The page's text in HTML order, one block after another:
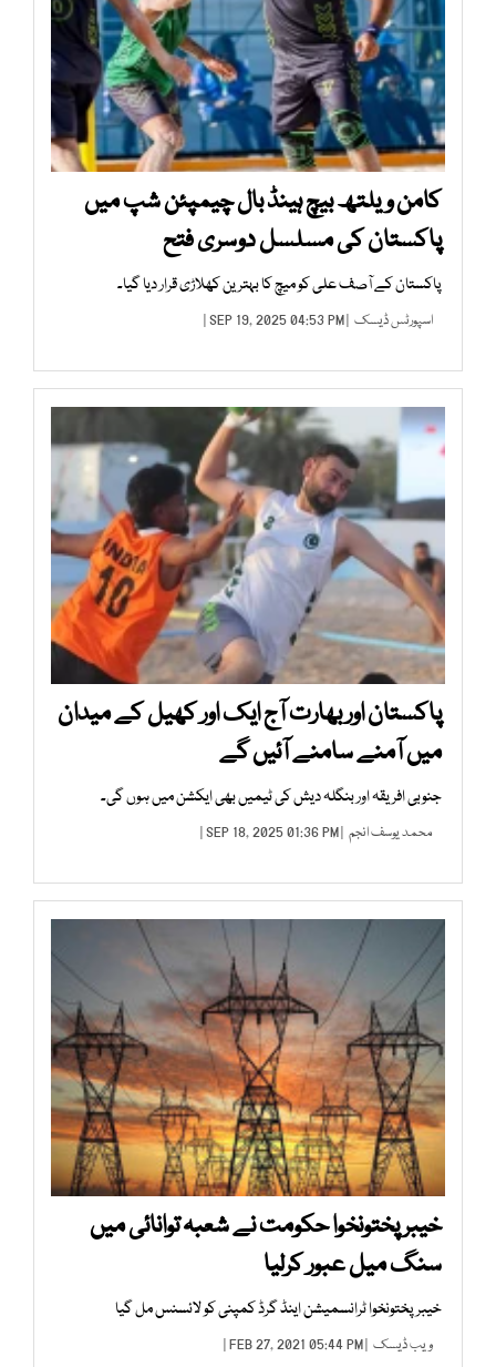
کامن ویلتھ بیچ ہینڈ بال چیمپئن شپ میں
پاکستان کی مسلسل دوسری فتح
پاکستان کے آصف علی کو میچ کا بہترین کھلاڑی قرار دیا گیا۔
اسپورٹس ڈیسک | SEP 19, 2025 04:53 PM |
پاکستان اور بھارت آج ایک اور کھیل کے میدان
میں آمنے سامنے آئیں گے
جنوبی افریقہ اور بنگلہ دیش کی ٹیمیں بھی ایکشن میں ہوں گی۔
محمد یوسف انجم | SEP 18, 2025 01:36 PM |
خیبر پختونخوا حکومت نے شعبہ توانائی میں
سنگ میل عبور کرلیا
خیبر پختونخوا ٹرانسمیشن اینڈ گرڈ کمپنی کو لائسنس مل گیا
ویب ڈیسک | FEB 27, 2021 05:44 PM |